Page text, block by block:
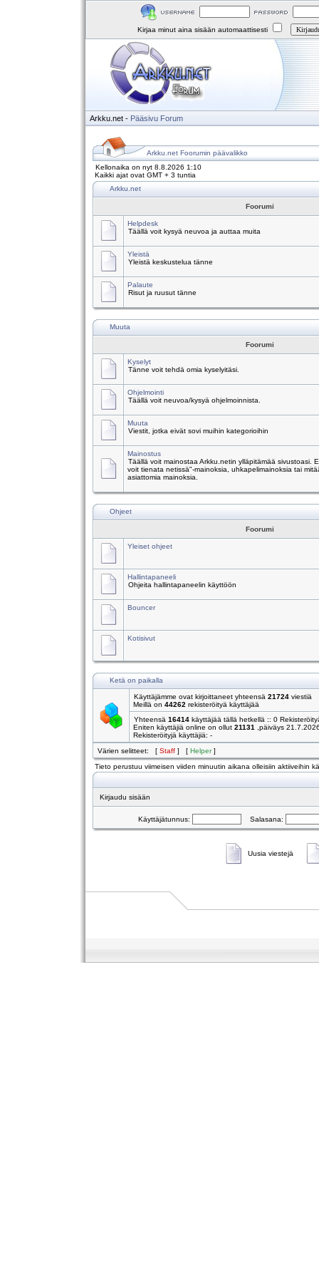
Kirjaa minut aina sisään automaattisesti
Arkku.net - Pääsivu Forum
Arkku.net Foorumin päävalikko
Kellonaika on nyt 8.8.2026 1:10
Kaikki ajat ovat GMT + 3 tuntia
Arkku.net
Foorumi
Helpdesk
Täällä voit kysyä neuvoa ja auttaa muita
Yleistä
Yleistä keskustelua tänne
Palaute
Risut ja ruusut tänne
Muuta
Foorumi
Kyselyt
Tänne voit tehdä omia kyselyitäsi.
Ohjelmointi
Täällä voit neuvoa/kysyä ohjelmoinnista.
Muuta
Viestit, jotka eivät sovi muihin kategorioihin
Mainostus
Täällä voit mainostaa Arkku.netin ylläpitämää sivustoasi.
voit tienata netissä"-mainoksia, uhkapelimainoksia tai
asiattomia mainoksia.
Ohjeet
Foorumi
Yleiset ohjeet
Hallintapaneeli
Ohjeita hallintapaneelin käyttöön
Bouncer
Kotisivut
Ketä on paikalla
Käyttäjämme ovat kirjoittaneet yhteensä 21724 viestiä
Meillä on 44262 rekisteröityä käyttäjää
Yhteensä 16414 käyttäjää tällä hetkellä :: 0
Eniten käyttäjiä online on ollut 21131
,päiväys
Rekisteröityjä käyttäjiä: -
Värien selitteet: [ Staff ] [ Helper]
Tieto perustuu viimeisen viiden minuutin aikana olleisiin aktiiveihin
Kirjaudu sisään
Käyttäjätunnus: Salasana:
Uusia viestejä